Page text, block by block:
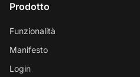
Prodotto
Funzionalità
Manifesto
Login